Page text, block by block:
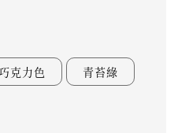
克力色 青苔綠